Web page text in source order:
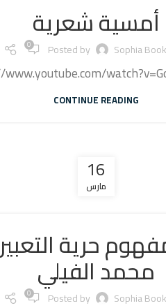
أمسية شعرية
Posted by Sophia
0
CONTINUE READING
16
مارس
حرية
محمد الفيلي
Posted by Sophia
0